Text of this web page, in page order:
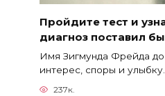
Пройдите тест и
диагноз поставил
Имя Зигмунда Фрейда
интерес, споры и улыбку.
237к.